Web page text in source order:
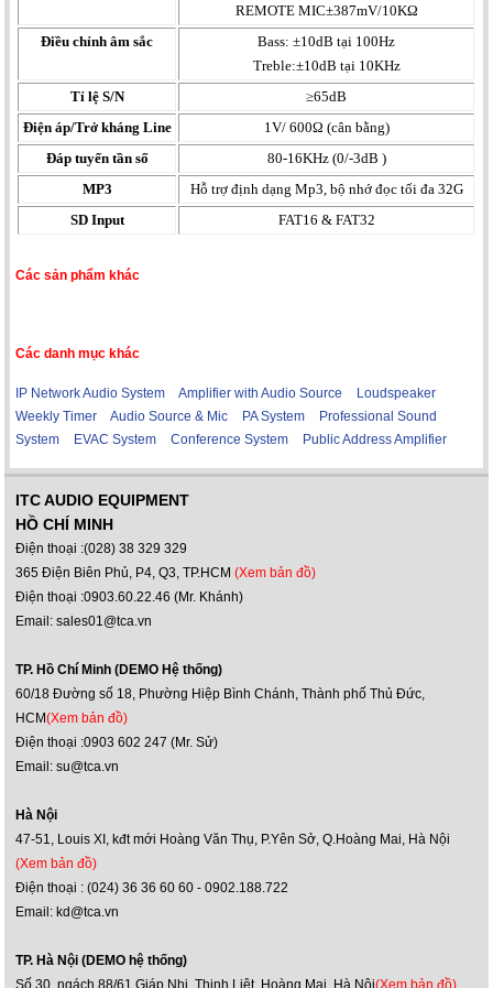
REMOTE MIC±387mV/10KΩ
Điều chỉnh âm sắc
Bass: ±10dB tại 100Hz
Treble:±10dB tại 10KHz
Tỉ lệ S/N
≥65dB
Điện áp/Trở kháng Line
1V/ 600Ω (cân bằng)
Đáp tuyến tần số
80-16KHz (0/-3dB )
MP3
Hỗ trợ định dạng Mp3, bộ nhớ đọc tối đa 32G
SD Input
FAT16 & FAT32
Các sản phẩm khác
Các danh mục khác
IP Network Audio System Amplifier with Audio Source
Loudspeaker
Weekly Timer
Audio Source & Mic PA System
Professional Sound
System
EVAC System Conference System Public Address Amplifier
ITC AUDIO EQUIPMENT
HỒ CHÍ MINH
Điện thoại :(028) 38 329 329
365 Điện Biên Phủ, P4, Q3, TP.HCM(Xem bản đồ)
Điện thoại :0903.60.22.46 (Mr. Khánh)
Email: sales01@tca.vn
TP. Hồ Chí Minh (DEMO Hệ thống)
60/18 Đường số 18, Phường Hiệp Bình Chánh, Thành phố Thủ Đức,
HCM(Xem bản đồ)
Điện thoại :0903 602 247 (Mr. Sử)
Email: su@tca.vn
Hà Nội
47-51, Louis XI, kđt mới Hoàng Văn Thụ, P.Yên Sở, Q.Hoàng Mai, Hà Nội
(Xem bản đồ)
Điện thoại : (024) 36 36 60 60 - 0902.188.722
Email: kd@tca.vn
TP. Hà Nội (DEMO hệ thống)
Số 30, ngách 88/61 Giáp Nhị, Thịnh Liệt, Hoàng Mai, Hà Nội(Xem bản đồ)